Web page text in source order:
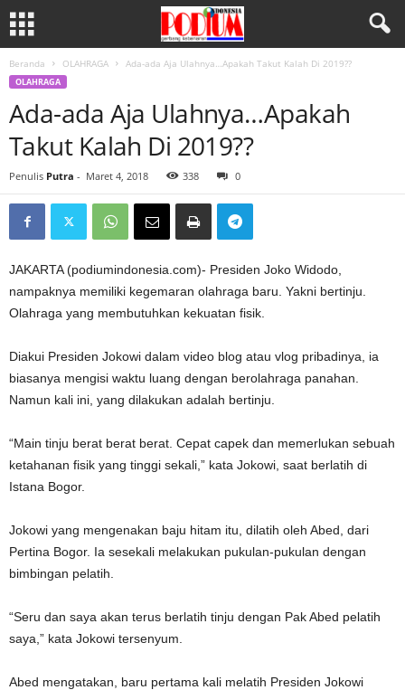
Beranda OLAHRAGA Ada-ada Aja Ulahnya…Apakah Takut Kalah Di 2019??
OLAHRAGA
Ada-ada Aja Ulahnya…Apakah
Takut Kalah Di 2019??
Penulis Putra - Maret 4, 2018 338 0
JAKARTA (podiumindonesia.com)- Presiden Joko Widodo,
nampaknya memiliki kegemaran olahraga baru. Yakni bertinju.
Olahraga yang membutuhkan kekuatan fisik.
Diakui Presiden Jokowi dalam video blog atau vlog pribadinya, ia
biasanya mengisi waktu luang dengan berolahraga panahan.
Namun kali ini, yang dilakukan adalah bertinju.
“Main tinju berat berat berat. Cepat capek dan memerlukan sebuah
ketahanan fisik yang tinggi sekali,” kata Jokowi, saat berlatih di
Istana Bogor.
Jokowi yang mengenakan baju hitam itu, dilatih oleh Abed, dari
Pertina Bogor. Ia sesekali melakukan pukulan-pukulan dengan
bimbingan pelatih.
“Seru dan saya akan terus berlatih tinju dengan Pak Abed pelatih
saya,” kata Jokowi tersenyum.
Abed mengatakan, baru pertama kali melatih Presiden Jokowi